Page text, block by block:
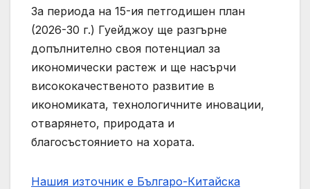
За периода на 15-ия петгодишен план
(2026-30 г.) Гуейджоу ще разгърне
допълнително своя потенциал за
икономически растеж и ще насърчи
висококачественото развитие в
икономиката, технологичните иновации,
отварянето, природата и
благосъстоянието на хората.
Нашия източник е Българо-Китайска